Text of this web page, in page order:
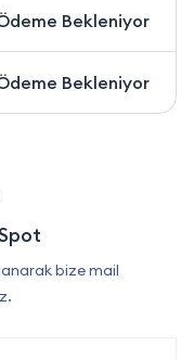
Bekleniyor
Bekleniyor
bize mail